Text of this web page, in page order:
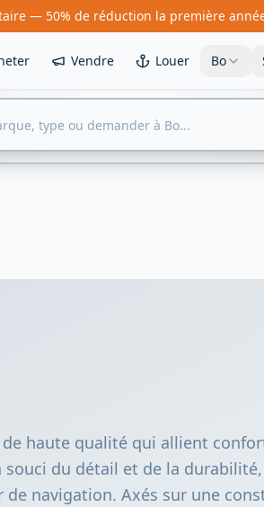
— 50% de réduction la première
Vendre Louer Bo
haute qualité qui allient
du détail et de la
de navigation. Axés sur une